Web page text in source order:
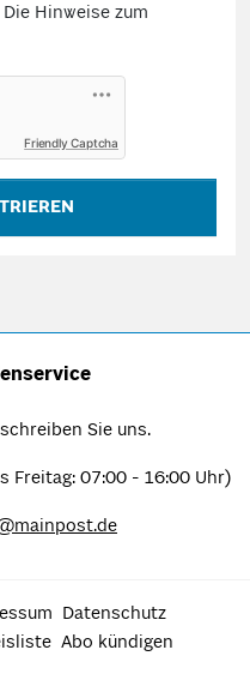
Hinweise zum
Friendly Captcha
Sie uns.
Freitag: 07:00 - 16:00 Uhr)
Datenschutz
Abo kündigen